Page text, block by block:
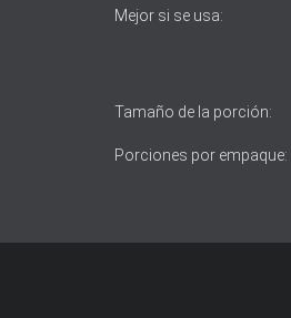
Mejor si se usa:
Tamaño de la porción:
Porciones por empaque: